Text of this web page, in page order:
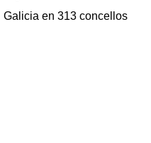
Galicia en 313 concellos